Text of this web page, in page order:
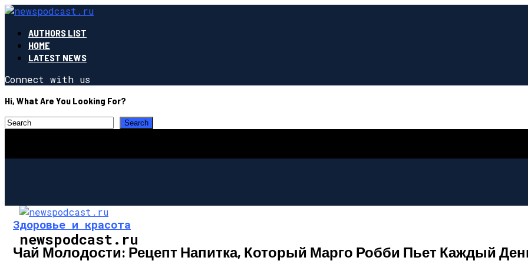
AUTHORS LIST
HOME
LATEST NEWS
Connect with us
Hi, What Are You Looking For?
newspodcast.ru
Здоровье и красота
Чай Молодости: Рецепт Напитка, Который Марго Робби Пьет Каждый